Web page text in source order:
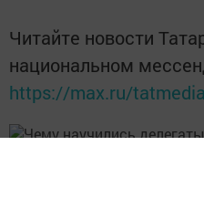
Читайте новости
национальном
https://max.ru/tatmedia